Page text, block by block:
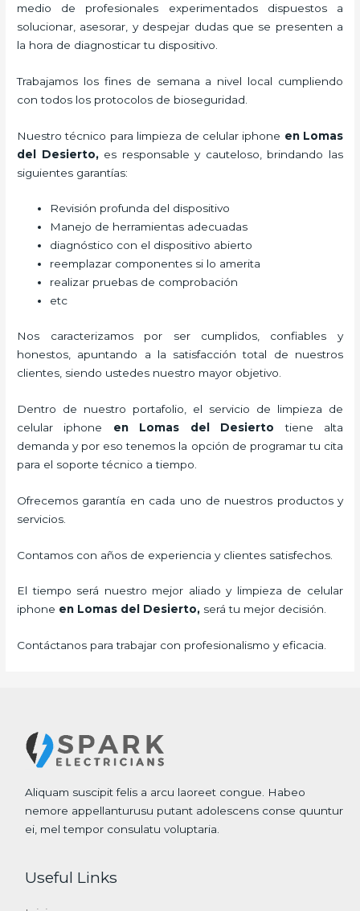
medio de profesionales experimentados dispuestos a
solucionar, asesorar, y despejar dudas que se presenten a
la hora de diagnosticar tu dispositivo.
Trabajamos los fines de semana a nivel local cumpliendo
con todos los protocolos de bioseguridad.
Nuestro técnico para limpieza de celular iphone en Lomas
del Desierto, es responsable y cauteloso, brindando las
siguientes garantías:
Revisión profunda del dispositivo
Manejo de herramientas adecuadas
diagnóstico con el dispositivo abierto
reemplazar componentes si lo amerita
realizar pruebas de comprobación
etc
Nos caracterizamos por ser cumplidos, confiables y
honestos, apuntando a la satisfacción total de nuestros
clientes, siendo ustedes nuestro mayor objetivo.
Dentro de nuestro portafolio, el servicio de limpieza de
celular iphone en Lomas del Desierto tiene alta
demanda y por eso tenemos la opción de programar tu cita
para el soporte técnico a tiempo.
Ofrecemos garantía en cada uno de nuestros productos y
servicios.
Contamos con años de experiencia y clientes satisfechos.
El tiempo será nuestro mejor aliado y limpieza de celular
iphone en Lomas del Desierto, será tu mejor decisión.
Contáctanos para trabajar con profesionalismo y eficacia.
Aliquam suscipit felis a arcu laoreet congue. Habeo
nemore appellanturusu putant adolescens conse quuntur
ei, mel tempor consulatu voluptaria.
Useful Links